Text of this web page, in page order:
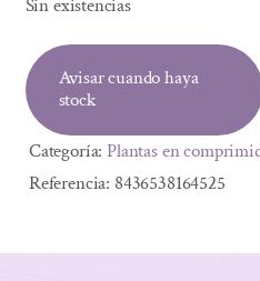
era:
29,80 €.
es:
27,71 €.
Sin existencias
Avisar cuando haya
stock
Categoría:Plantas en
Referencia: 8436538164525